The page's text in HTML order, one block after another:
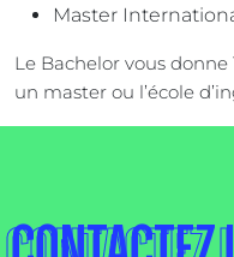
Master
Le Bachelor vous
un master ou l’école